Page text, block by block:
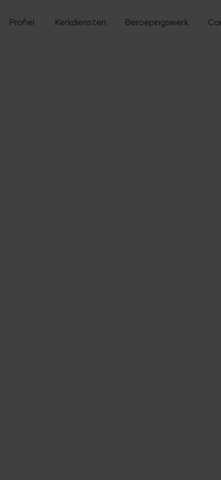
Profiel Kerkdiensten Beroepingswerk